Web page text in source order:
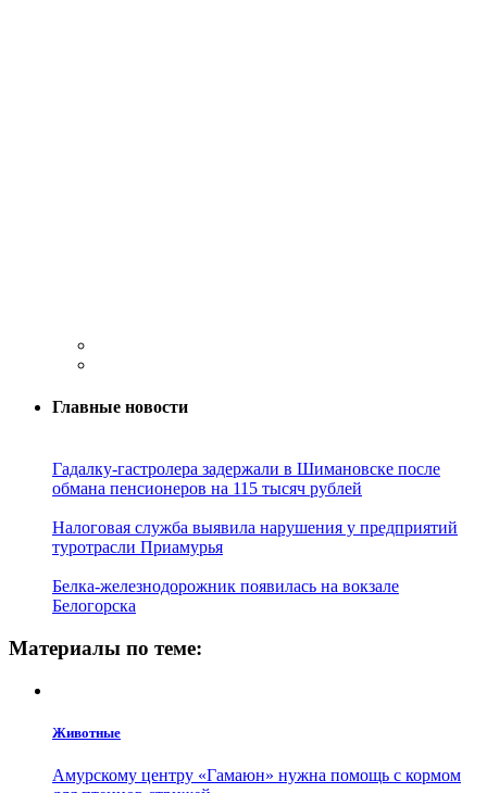
Главные новости
Гадалку-гастролера задержали в Шимановске после
обмана пенсионеров на 115 тысяч рублей
Налоговая служба выявила нарушения у предприятий
туротрасли Приамурья
Белка-железнодорожник появилась на вокзале
Белогорска
Материалы по теме:
Животные
Амурскому центру «Гамаюн» нужна помощь с кормом